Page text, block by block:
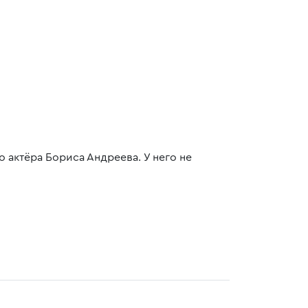
Бориса Андреева. У него не